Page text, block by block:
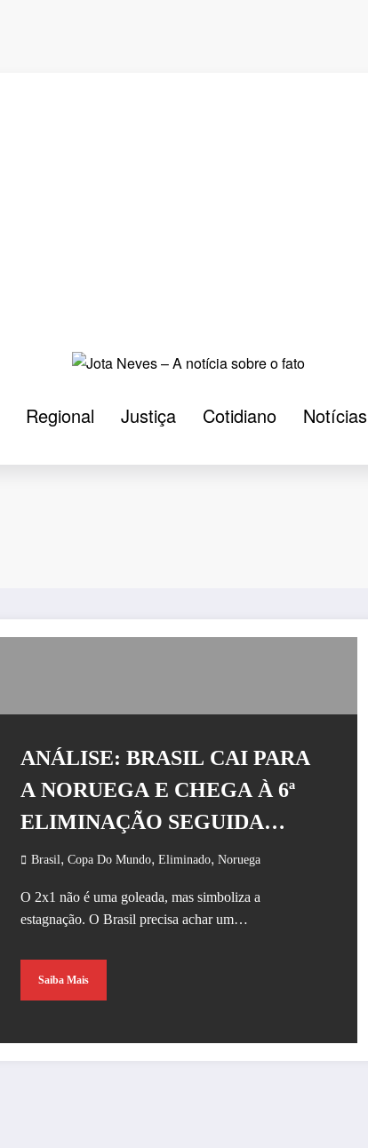
Regional Justiça Cotidiano Notícias
ANÁLISE: BRASIL CAI PARA
A NORUEGA E CHEGA À 6ª
ELIMINAÇÃO SEGUIDA
PARA EUROPEUS
Brasil, Copa Do Mundo, Eliminado, Noruega
O 2x1 não é uma goleada, mas simboliza a
estagnação. O Brasil precisa achar um…
Saiba Mais